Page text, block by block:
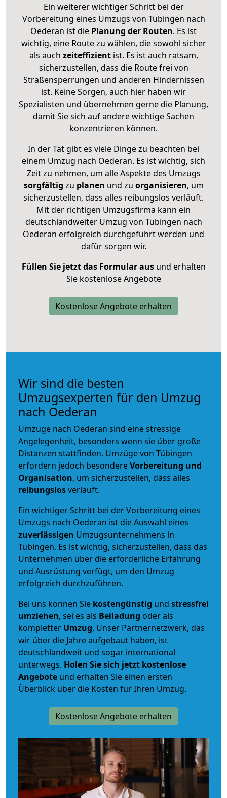
Ein weiterer wichtiger Schritt bei der
Vorbereitung eines Umzugs von Tübingen nach
Oederan ist die Planung der Routen. Es ist
wichtig, eine Route zu wählen, die sowohl sicher
als auch zeiteffizientist. Es ist auch ratsam,
sicherzustellen, dass die Route frei von
Straßensperrungen und anderen Hindernissen
ist. Keine Sorgen, auch hier haben wir
Spezialisten und übernehmen gerne die Planung,
damit Sie sich auf andere wichtige Sachen
konzentrieren können.
In der Tat gibt es viele Dinge zu beachten bei
einem Umzug nach Oederan. Es ist wichtig, sich
Zeit zu nehmen, um alle Aspekte des Umzugs
sorgfältig zu planen und zu organisieren, um
sicherzustellen, dass alles reibungslos verläuft.
Mit der richtigen Umzugsfirma kann ein
deutschlandweiter Umzug von Tübingen nach
Oederan erfolgreich durchgeführt werden und
dafür sorgen wir.
Füllen Sie jetzt das Formular ausund erhalten
Sie kostenlose Angebote
Kostenlose Angebote erhalten
Wir sind die besten
Umzugsexperten für den Umzug
nach Oederan
Umzüge nach Oederan sind eine stressige
Angelegenheit, besonders wenn sie über große
Distanzen stattfinden. Umzüge von Tübingen
erfordern jedoch besondereVorbereitung und
Organisation, um sicherzustellen, dass alles
reibungslosverläuft.
Ein wichtiger Schritt bei der Vorbereitung eines
Umzugs nach Oederan ist die Auswahl eines
zuverlässigen Umzugsunternehmens in
Tübingen. Es ist wichtig, sicherzustellen, dass das
Unternehmen über die erforderliche Erfahrung
und Ausrüstung verfügt, um den Umzug
erfolgreich durchzuführen.
Bei uns können Sie kostengünstig und stressfrei
umziehen, sei es als Beiladung oder als
kompletter Umzug. Unser Partnernetzwerk, das
wir über die Jahre aufgebaut haben, ist
deutschlandweit und sogar international
unterwegs. Holen Sie sich jetzt kostenlose
Angebote und erhalten Sie einen ersten
Überblick über die Kosten für Ihren Umzug.
Kostenlose Angebote erhalten